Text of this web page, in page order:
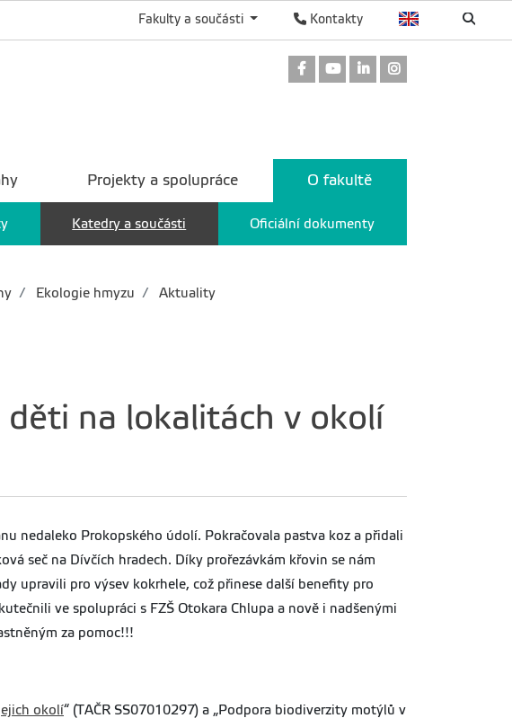
Kontakty
Fakulty a součásti
Odkaz na Facebook
Odkaz na Youtube
Odkaz na LinkedIn
Projekty a spolupráce O fakultě
Katedry a součásti Oficiální dokumenty
Ekologie hmyzu Aktuality
na lokalitách v okolí
nedaleko Prokopského údolí. Pokračovala pastva koz a přidali
seč na Dívčích hradech. Díky prořezávkám křovin se nám
upravili pro výsev kokrhele, což přinese další benefity pro
ve spolupráci s FZŠ Otokara Chlupa a nově i nadšenými
za pomoc!!!
okolí“ (TAČR SS07010297) a „Podpora biodiverzity motýlů v